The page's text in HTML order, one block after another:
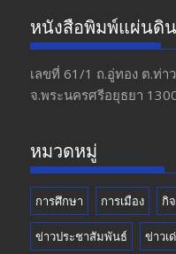
e
b
o
o
a
gr
a
m
itt
er
หนังสือพิมพ์แผ่นดิ
เลขที่ 61/1 ถ.อู่ทอง​ ต.​ท่า
จ.พระนครศรีอยุธยา
หมวดหมู่
การศึกษา การเมือง กิ
ข่าวประชาสัมพันธ์ ข่าวเ